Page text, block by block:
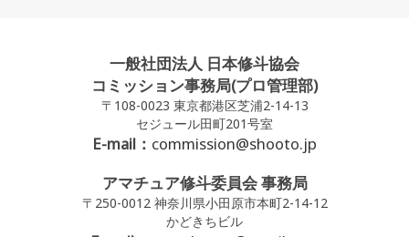
一般社団法人 日本修斗協会
コミッション事務局(プロ管理部)
〒108-0023 東京都港区芝浦2-14-13
セジュール田町201号室
E-mail： commission@shooto.jp
アマチュア修斗委員会 事務局
〒250-0012 神奈川県小田原市本町2-14-12
かどきちビル